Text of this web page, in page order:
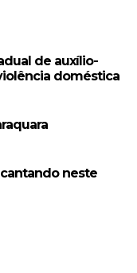
de auxílio-
doméstica
neste